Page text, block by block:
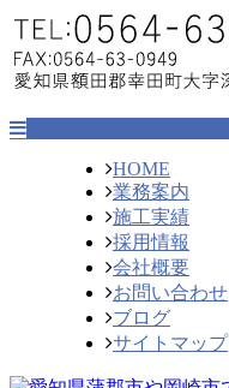
HOME
業務案内
施工実績
採用情報
会社概要
お問い合わせ
ブログ
サイトマップ